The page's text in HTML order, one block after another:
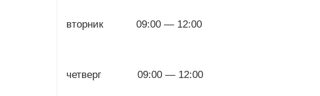
вторник 09:00 — 12:00
четверг 09:00 — 12:00